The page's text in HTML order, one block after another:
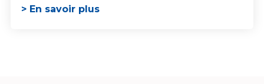
> En savoir plus